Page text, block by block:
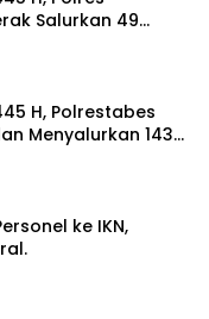
Salurkan 49
H, Polrestabes
Menyalurkan 143
ke IKN,